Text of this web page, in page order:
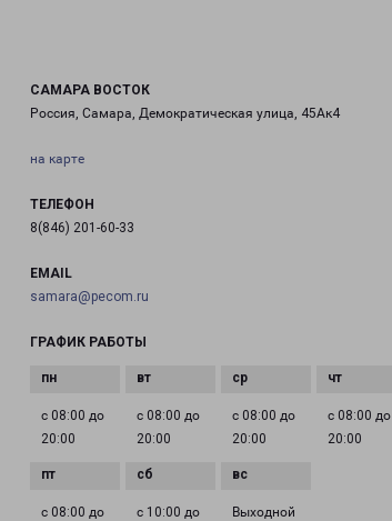
САМАРА ВОСТОК
Россия, Самара, Демократическая улица, 45Ак4
на карте
ТЕЛЕФОН
8(846) 201-60-33
EMAIL
samara@pecom.ru
ГРАФИК РАБОТЫ
с 08:00 до
20:00
с 08:00 до
20:00
с 08:00 до
20:00
с 08:00 до
20:00
с 08:00 до
с 10:00 до
Выходной